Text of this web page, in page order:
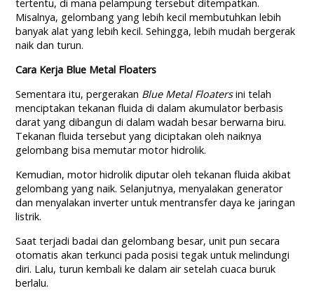
tertentu, di mana pelampung tersebut ditempatkan.
Misalnya, gelombang yang lebih kecil membutuhkan lebih
banyak alat yang lebih kecil. Sehingga, lebih mudah bergerak
naik dan turun.
Cara Kerja Blue Metal Floaters
Sementara itu, pergerakan Blue Metal Floatersini telah
menciptakan tekanan fluida di dalam akumulator berbasis
darat yang dibangun di dalam wadah besar berwarna biru.
Tekanan fluida tersebut yang diciptakan oleh naiknya
gelombang bisa memutar motor hidrolik.
Kemudian, motor hidrolik diputar oleh tekanan fluida akibat
gelombang yang naik. Selanjutnya, menyalakan generator
dan menyalakan inverter untuk mentransfer daya ke jaringan
listrik.
Saat terjadi badai dan gelombang besar, unit pun secara
otomatis akan terkunci pada posisi tegak untuk melindungi
diri. Lalu, turun kembali ke dalam air setelah cuaca buruk
berlalu.